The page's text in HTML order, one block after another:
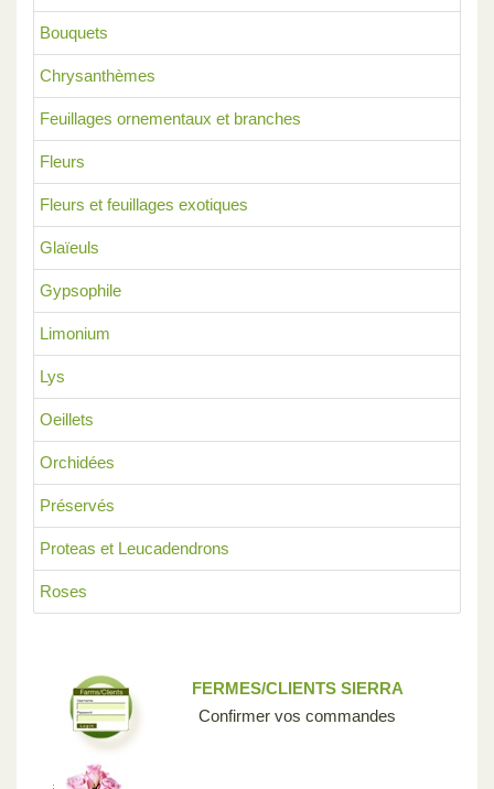
Bouquets
Chrysanthèmes
Feuillages ornementaux et branches
Fleurs
Fleurs et feuillages exotiques
Glaïeuls
Gypsophile
Limonium
Lys
Oeillets
Orchidées
Préservés
Proteas et Leucadendrons
Roses
FERMES/CLIENTS SIERRA
Confirmer vos commandes